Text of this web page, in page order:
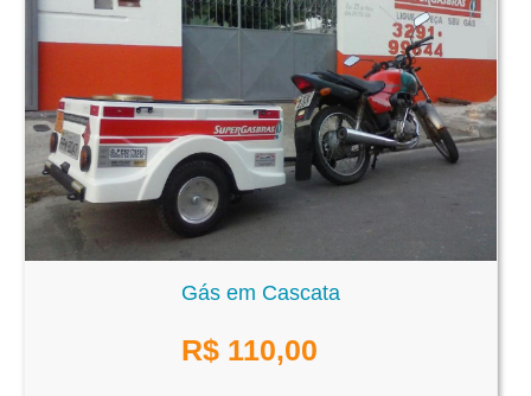
Gás em Cascata
R$ 110,00